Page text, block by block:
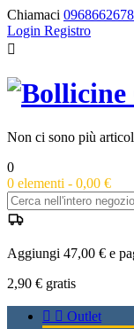
Chiamaci 0968662678
Login Registro

Non ci sono più
0
0 elementi - 0,00 €
Aggiungi 47,00 € e
2,90 € gratis
  Outlet